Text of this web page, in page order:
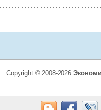
Copyright © 2008-2026